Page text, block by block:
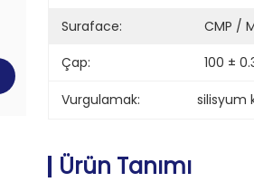
Suraface:
CMP /
Çap:
100 ±
Vurgulamak: silisyum
Ürün Tanımı